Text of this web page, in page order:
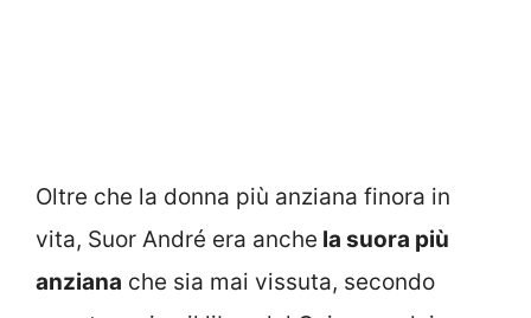
Oltre che la donna più anziana finora in
vita, Suor André era anche la suora più
anziana che sia mai vissuta, secondo